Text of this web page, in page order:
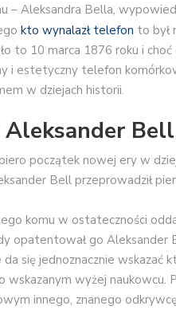
– Aleksandra Bella,
kto wynalazł telefon to był
to 10 marca 1876 roku i
i estetyczny telefon
w dziejach historii.
początek nowej ery w
Bell przeprowadził
komu w ostateczności
opatentował go
się jednoznacznie wskazać
wskazanym wyżej naukowcu.
innego, znanego